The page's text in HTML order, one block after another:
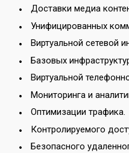
Доставки медиа
Унифицированных
Виртуальной сетевой
Базовых
Виртуальной
Мониторинга и
Оптимизации трафика.
Контролируемого
Безопасного